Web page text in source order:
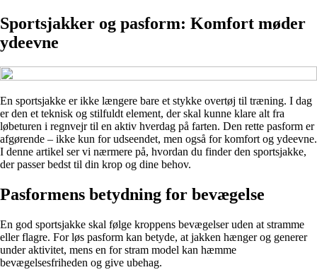
Sportsjakker og pasform: Komfort møder
ydeevne
En sportsjakke er ikke længere bare et stykke overtøj til træning. I dag
er den et teknisk og stilfuldt element, der skal kunne klare alt fra
løbeturen i regnvejr til en aktiv hverdag på farten. Den rette pasform er
afgørende – ikke kun for udseendet, men også for komfort og ydeevne.
I denne artikel ser vi nærmere på, hvordan du finder den sportsjakke,
der passer bedst til din krop og dine behov.
Pasformens betydning for bevægelse
En god sportsjakke skal følge kroppens bevægelser uden at stramme
eller flagre. For løs pasform kan betyde, at jakken hænger og generer
under aktivitet, mens en for stram model kan hæmme
bevægelsesfriheden og give ubehag.